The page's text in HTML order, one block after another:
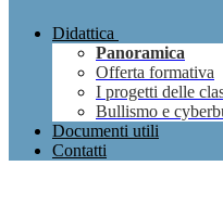
Didattica
Panoramica
Offerta formativa
I progetti delle
Bullismo e
Documenti utili
Contatti